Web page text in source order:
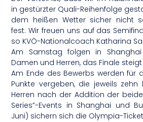
in gestürzter Quali-Reihenfolge
dem heißen Wetter sicher nicht
fest: Wir freuen uns auf das
so KVÖ-Nationalcoach Katharina
Am Samstag folgen in
Damen und Herren, das Finale
Am Ende des Bewerbs werden für
Punkte vergeben, die jeweils
Herren nach der Addition der
Series”-Events in Shanghai und
Juni) sichern sich die Olympia-